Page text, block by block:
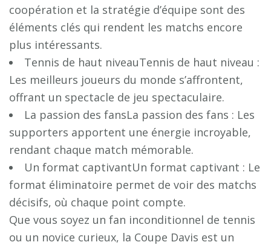
coopération et la stratégie d’équipe sont des
éléments clés qui rendent les matchs encore
plus intéressants.
Tennis de haut niveauTennis de haut niveau :
Les meilleurs joueurs du monde s’affrontent,
offrant un spectacle de jeu spectaculaire.
La passion des fansLa passion des fans : Les
supporters apportent une énergie incroyable,
rendant chaque match mémorable.
Un format captivantUn format captivant : Le
format éliminatoire permet de voir des matchs
décisifs, où chaque point compte.
Que vous soyez un fan inconditionnel de tennis
ou un novice curieux, la Coupe Davis est un